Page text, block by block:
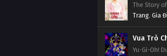
The Story
Trang, Gia
Yu-Gi-Oh!